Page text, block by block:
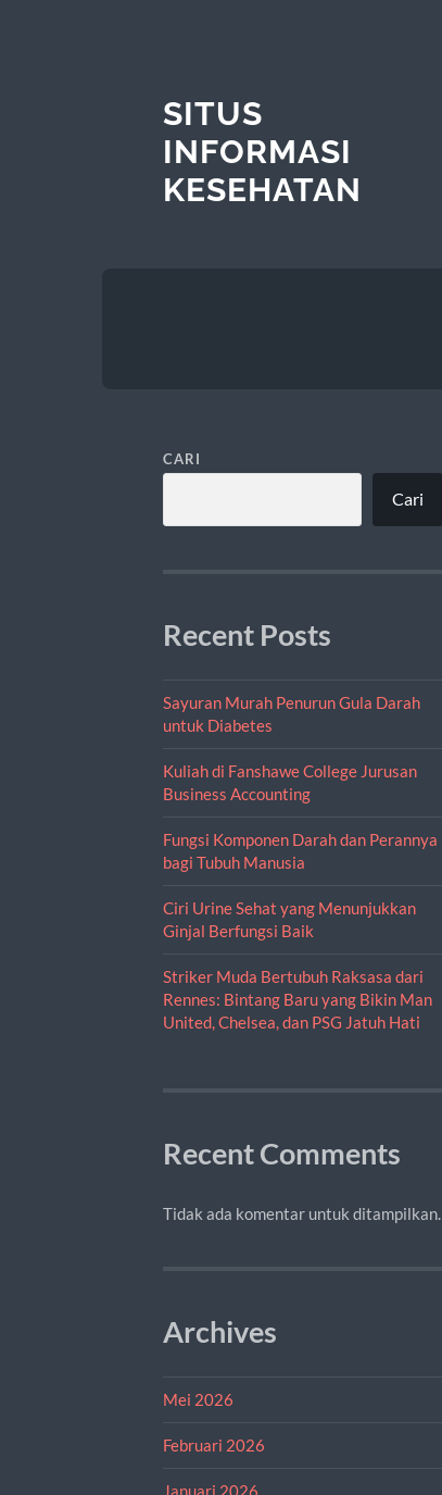
SITUS
INFORMASI
KESEHATAN
CARI
Cari
Recent Posts
Sayuran Murah Penurun Gula Darah
untuk Diabetes
Kuliah di Fanshawe College Jurusan
Business Accounting
Fungsi Komponen Darah dan Perannya
bagi Tubuh Manusia
Ciri Urine Sehat yang Menunjukkan
Ginjal Berfungsi Baik
Striker Muda Bertubuh Raksasa dari
Rennes: Bintang Baru yang Bikin Man
United, Chelsea, dan PSG Jatuh Hati
Recent Comments
Tidak ada komentar untuk ditampilkan.
Archives
Mei 2026
Februari 2026
Januari 2026